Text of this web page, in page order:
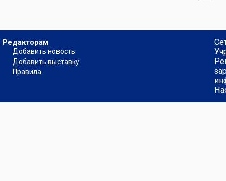
Редакторам
Добавить новость
Добавить выставку
Правила